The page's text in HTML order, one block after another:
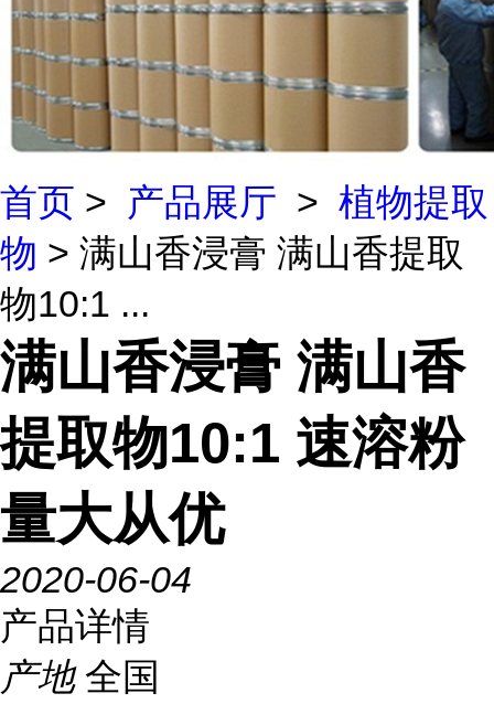
首页 > 产品展厅 > 植物提取
物 > 满山香浸膏 满山香提取
物10:1 ...
满山香浸膏 满山香
提取物10:1 速溶粉
量大从优
2020-06-04
产品详情
产地 全国